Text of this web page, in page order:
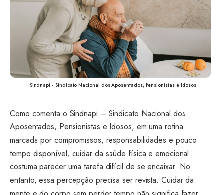
Sindnapi - Sindicato Nacional dos Aposentados, Pensionistas e Idosos
Como comenta o Sindnapi – Sindicato Nacional dos
Aposentados, Pensionistas e Idosos, em uma rotina
marcada por compromissos, responsabilidades e pouco
tempo disponível, cuidar da saúde física e emocional
costuma parecer uma tarefa difícil de se encaixar. No
entanto, essa percepção precisa ser revista. Cuidar da